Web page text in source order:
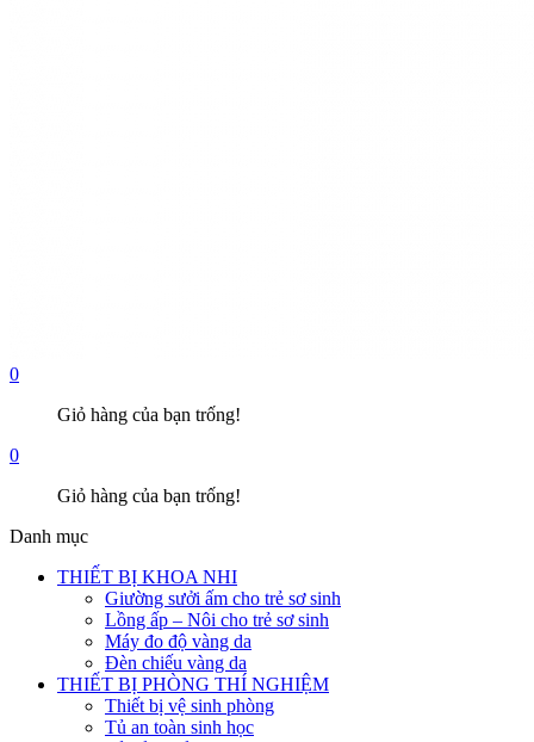
0
Giỏ hàng của bạn trống!
0
Giỏ hàng của bạn trống!
Danh mục
THIẾT BỊ KHOA NHI
Giường sưởi ấm cho trẻ sơ sinh
Lồng ấp – Nôi cho trẻ sơ sinh
Máy đo độ vàng da
Đèn chiếu vàng da
THIẾT BỊ PHÒNG THÍ NGHIỆM
Thiết bị vệ sinh phòng
Tủ an toàn sinh học